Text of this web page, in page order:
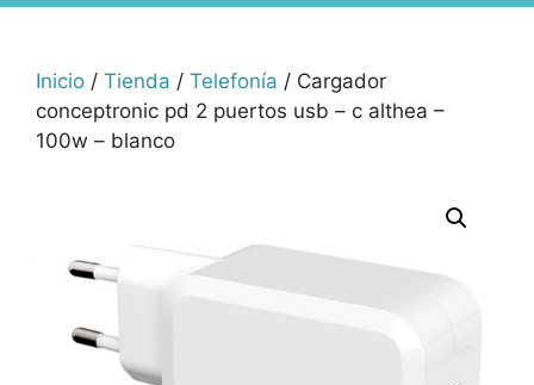
Inicio / Tienda / Telefonía / Cargador
conceptronic pd 2 puertos usb – c althea –
100w – blanco